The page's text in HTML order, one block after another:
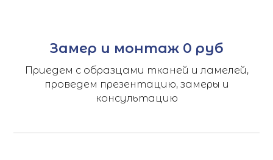
Замер и монтаж 0 руб
Приедем с образцами тканей и ламелей,
проведем презентацию, замеры и
консультацию